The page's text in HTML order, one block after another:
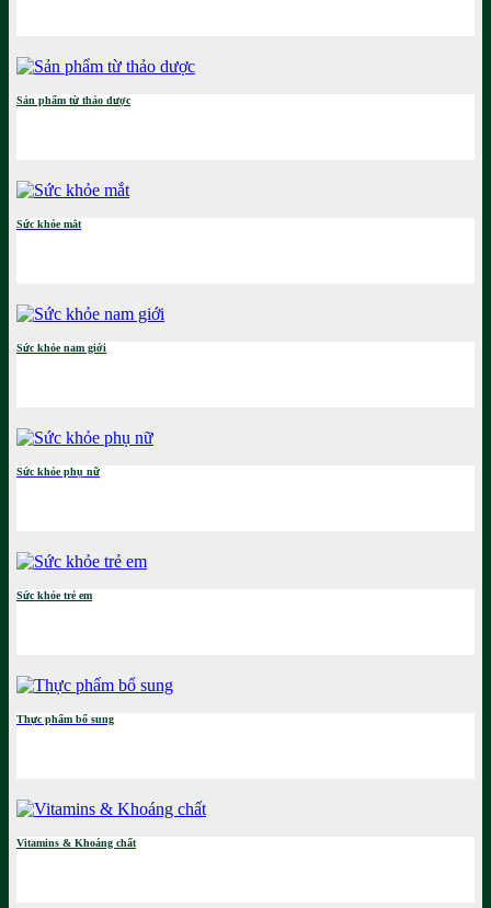
Sản phẩm từ thảo dược
Sức khỏe mắt
Sức khỏe nam giới
Sức khỏe phụ nữ
Sức khỏe trẻ em
Thực phẩm bổ sung
Vitamins & Khoáng chất